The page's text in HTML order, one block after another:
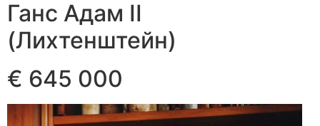
Ганс Адам II
(Лихтенштейн)
€ 645 000